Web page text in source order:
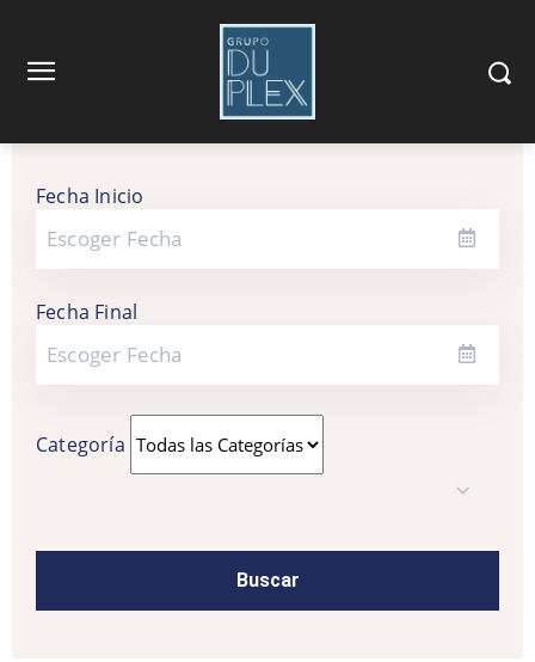
Fecha Inicio
Fecha Final
Categoría